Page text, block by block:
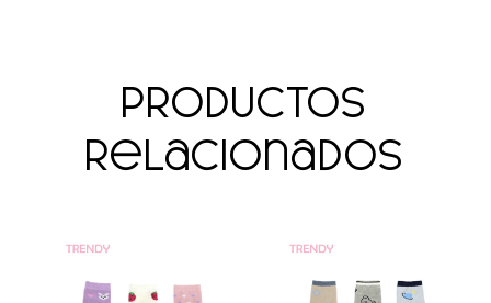
Productos
relacionados